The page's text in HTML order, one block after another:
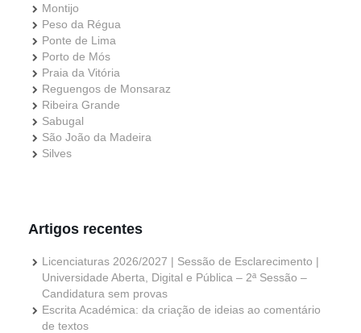
Montijo
Peso da Régua
Ponte de Lima
Porto de Mós
Praia da Vitória
Reguengos de Monsaraz
Ribeira Grande
Sabugal
São João da Madeira
Silves
Artigos recentes
Licenciaturas 2026/2027 | Sessão de Esclarecimento |
Universidade Aberta, Digital e Pública – 2ª Sessão –
Candidatura sem provas
Escrita Académica: da criação de ideias ao comentário
de textos